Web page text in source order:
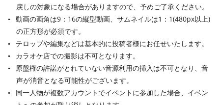
戻しの対象になる場合がありますので、予めご了承ください。
動画の画角は9：16の縦型動画、サムネイルは1：1(480px以上)
の正方形が必須です。
テロップや編集などは基本的に投稿者様にお任せいたします。
カラオケ店での撮影は不可となります。
原盤権の許諾がとれていない音源利用の挿入は不可となり、音
声が消音となる可能性がございます。
同一人物が複数アカウントでイベントに参加した場合、イベン